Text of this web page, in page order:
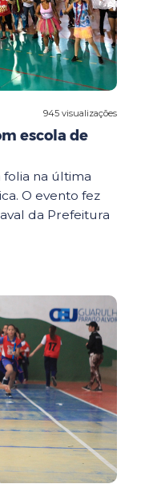
945 visualizações
escola de
folia na última
O evento fez
da Prefeitura